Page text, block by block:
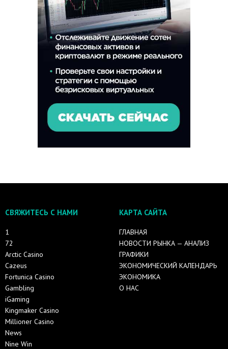
СВЯЖИТЕСЬ С НАМИ
1
72
Arctic Casino
Cazeus
Fortunica Casino
Gambling
iGaming
Kingmaker Casino
Millioner Casino
News
Nine Win
КАРТА САЙТА
ГЛАВНАЯ
НОВОСТИ РЫНКА — АНАЛИЗ
ГРАФИКИ
ЭКОНОМИЧЕСКИЙ КАЛЕНДАРЬ
ЭКОНОМИКА
О НАС